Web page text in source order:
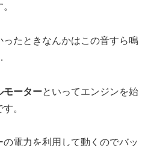
ったときなんかはこの音すら鳴
モーターといってエンジンを始
。
電力を利用して動くのでバッ